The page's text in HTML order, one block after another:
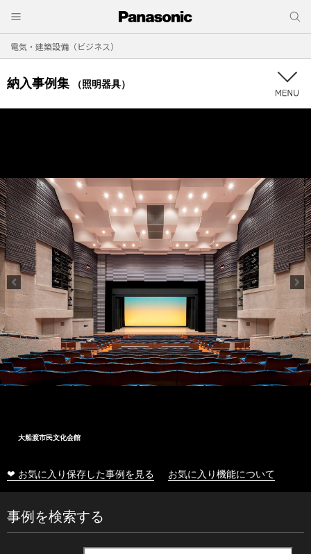
電気・建築設備（ビジネス）
納入事例集 （照明器具）
大船渡市民文化会館
❤ お気に入り保存した事例を見る お気に入り機能について
事例を検索する